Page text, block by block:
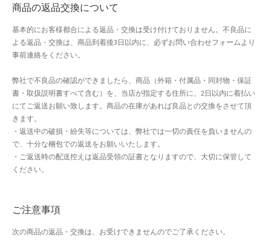
カート
カート
クイック注文フォーム
クリスマス特集
サマーセール
商品の返品交換について
基本的にお客様都合による返品・交換は受け付けておりません。不良品に
よる返品・交換は、商品到着後3日以内に、必ずお問い合わせフォームより
事前連絡をください。
弊社で不良品の確認ができましたら、商品（外箱・付属品・同封物・保証
書・取扱説明書すべて含む）を、当店が指定する住所に、2日以内に着払い
にてご返送お願い致します。商品の在庫があれば良品との交換をさせて頂
きます。
・返送中の破損・紛失等については、弊社では一切の責任を負いませんの
で、十分な梱包での返送をお願いいたします。
・ご返送時の配送控えは返品受領の証書となりますので、大切に保管して
ください。
ご注意事項
次の商品の返品・交換は、お受けできませんのでご了承ください。